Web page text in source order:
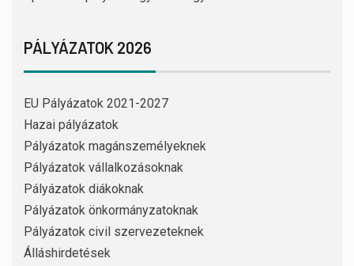
PÁLYÁZATOK 2026
EU Pályázatok 2021-2027
Hazai pályázatok
Pályázatok magánszemélyeknek
Pályázatok vállalkozásoknak
Pályázatok diákoknak
Pályázatok önkormányzatoknak
Pályázatok civil szervezeteknek
Álláshirdetések